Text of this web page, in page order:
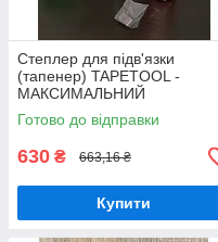
Степлер для підв'язки
(тапенер) TAPETOOL -
МАКСИМАЛЬНИЙ
КОМПЛЕКТ
(скоби+стрічка+ніж+пружина)
Готово до відправки
630 ₴ 663,16 ₴
Купити